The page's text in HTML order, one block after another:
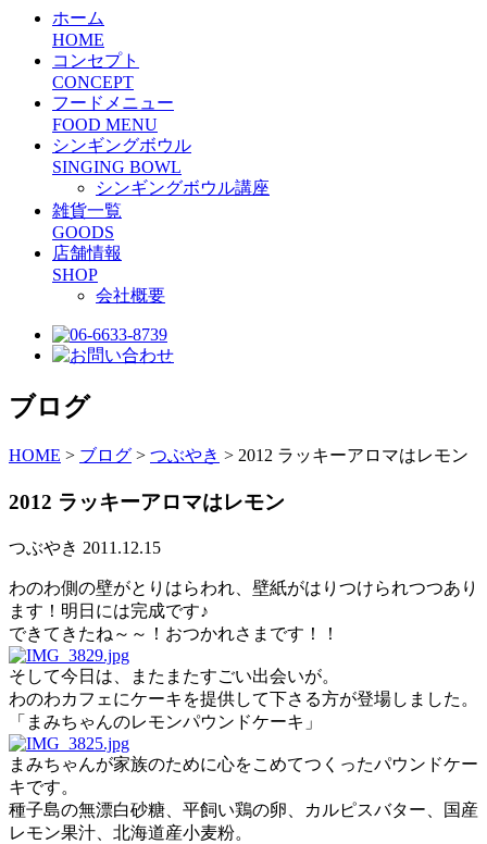
ホーム
HOME
コンセプト
CONCEPT
フードメニュー
FOOD MENU
シンギングボウル
SINGING BOWL
シンギングボウル講座
雑貨一覧
GOODS
店舗情報
SHOP
会社概要
ブログ
HOME > ブログ > つぶやき > 2012 ラッキーアロマはレモン
2012 ラッキーアロマはレモン
つぶやき 2011.12.15
わのわ側の壁がとりはらわれ、壁紙がはりつけられつつあり
ます！明日には完成です♪
できてきたね～～！おつかれさまです！！
そして今日は、またまたすごい出会いが。
わのわカフェにケーキを提供して下さる方が登場しました。
「まみちゃんのレモンパウンドケーキ」
まみちゃんが家族のために心をこめてつくったパウンドケー
キです。
種子島の無漂白砂糖、平飼い鶏の卵、カルピスバター、国産
レモン果汁、北海道産小麦粉。